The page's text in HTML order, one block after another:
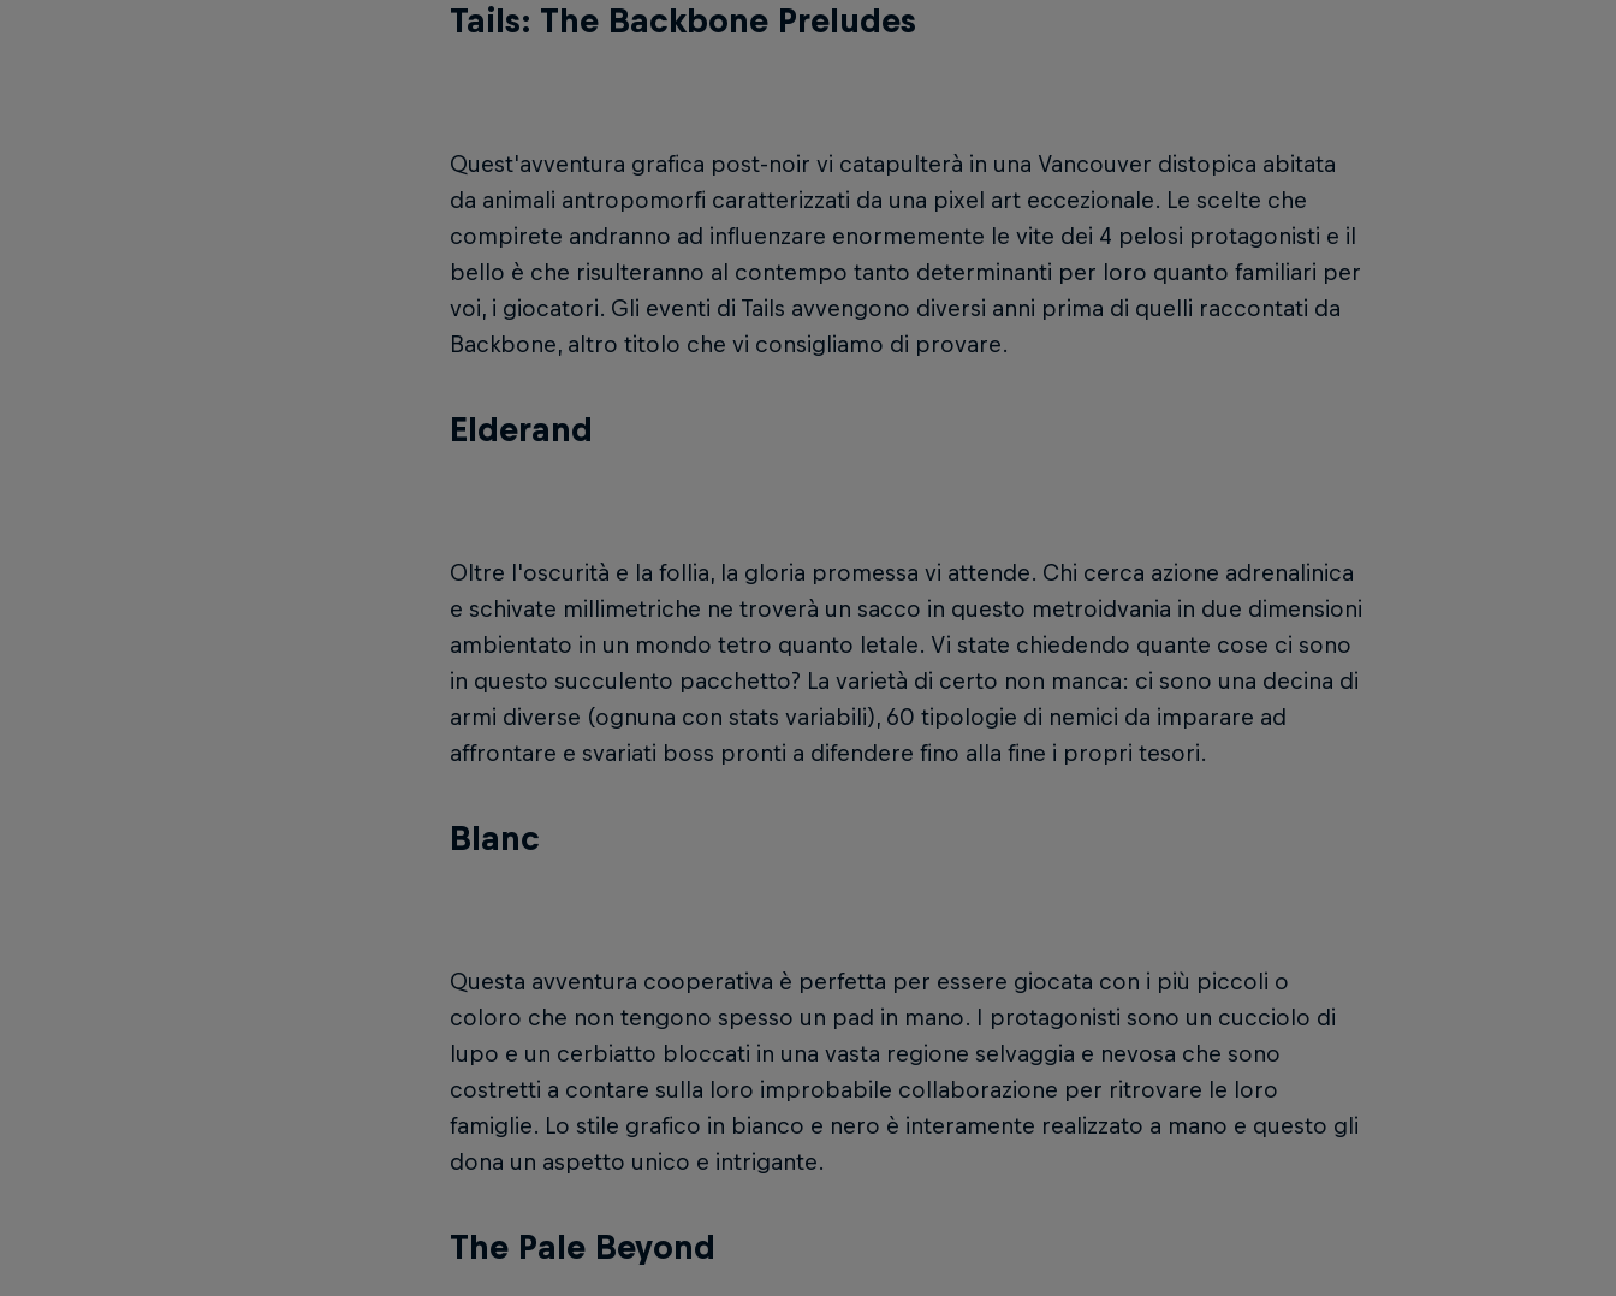
Tails: The Backbone Preludes
Quest'avventura grafica post-noir vi catapulterà in una Vancouver distopica abitata
da animali antropomorfi caratterizzati da una pixel art eccezionale. Le scelte che
compirete andranno ad influenzare enormemente le vite dei 4 pelosi protagonisti e il
bello è che risulteranno al contempo tanto determinanti per loro quanto familiari per
voi, i giocatori. Gli eventi di Tails avvengono diversi anni prima di quelli raccontati da
Backbone, altro titolo che vi consigliamo di provare.
Elderand
Oltre l'oscurità e la follia, la gloria promessa vi attende. Chi cerca azione adrenalinica
e schivate millimetriche ne troverà un sacco in questo metroidvania in due dimensioni
ambientato in un mondo tetro quanto letale. Vi state chiedendo quante cose ci sono
in questo succulento pacchetto? La varietà di certo non manca: ci sono una decina di
armi diverse (ognuna con stats variabili), 60 tipologie di nemici da imparare ad
affrontare e svariati boss pronti a difendere fino alla fine i propri tesori.
Blanc
Questa avventura cooperativa è perfetta per essere giocata con i più piccoli o
coloro che non tengono spesso un pad in mano. I protagonisti sono un cucciolo di
lupo e un cerbiatto bloccati in una vasta regione selvaggia e nevosa che sono
costretti a contare sulla loro improbabile collaborazione per ritrovare le loro
famiglie. Lo stile grafico in bianco e nero è interamente realizzato a mano e questo gli
dona un aspetto unico e intrigante.
The Pale Beyond